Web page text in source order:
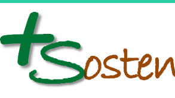
Saltar
contenido